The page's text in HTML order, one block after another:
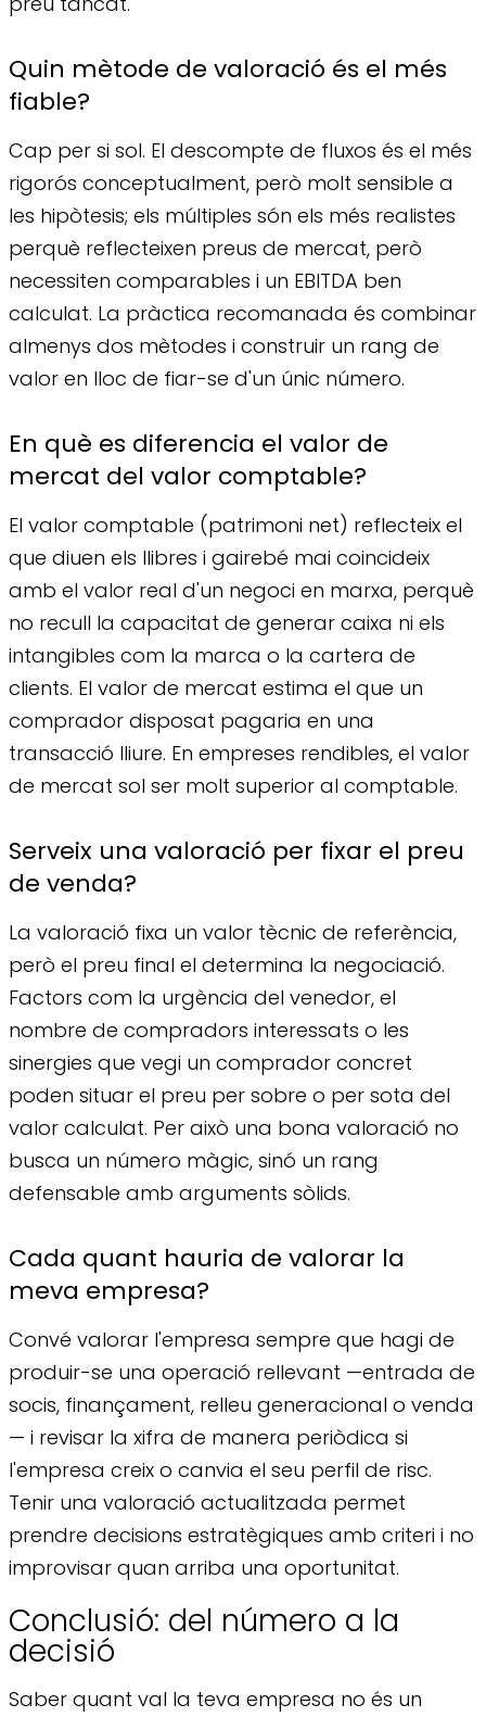
Quin mètode de valoració és el més
fiable?
Cap per si sol. El descompte de fluxos és el més
rigorós conceptualment, però molt sensible a
les hipòtesis; els múltiples són els més realistes
perquè reflecteixen preus de mercat, però
necessiten comparables i un EBITDA ben
calculat. La pràctica recomanada és combinar
almenys dos mètodes i construir un rang de
valor en lloc de fiar-se d'un únic número.
En què es diferencia el valor de
mercat del valor comptable?
El valor comptable (patrimoni net) reflecteix el
que diuen els llibres i gairebé mai coincideix
amb el valor real d'un negoci en marxa, perquè
no recull la capacitat de generar caixa ni els
intangibles com la marca o la cartera de
clients. El valor de mercat estima el que un
comprador disposat pagaria en una
transacció lliure. En empreses rendibles, el valor
de mercat sol ser molt superior al comptable.
Serveix una valoració per fixar el preu
de venda?
La valoració fixa un valor tècnic de referència,
però el preu final el determina la negociació.
Factors com la urgència del venedor, el
nombre de compradors interessats o les
sinergies que vegi un comprador concret
poden situar el preu per sobre o per sota del
valor calculat. Per això una bona valoració no
busca un número màgic, sinó un rang
defensable amb arguments sòlids.
Cada quant hauria de valorar la
meva empresa?
Convé valorar l'empresa sempre que hagi de
produir-se una operació rellevant —entrada de
socis, finançament, relleu generacional o venda
— i revisar la xifra de manera periòdica si
l'empresa creix o canvia el seu perfil de risc.
Tenir una valoració actualitzada permet
prendre decisions estratègiques amb criteri i no
improvisar quan arriba una oportunitat.
Conclusió: del número a la
decisió
Saber quant val la teva empresa no és un